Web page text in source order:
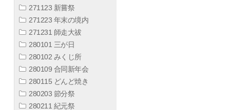
271123 新嘗祭
271223 年末の境内
271231 師走大祓
280101 三が日
280102 みくじ所
280109 合同新年会
280115 どんど焼き
280203 節分祭
280211 紀元祭